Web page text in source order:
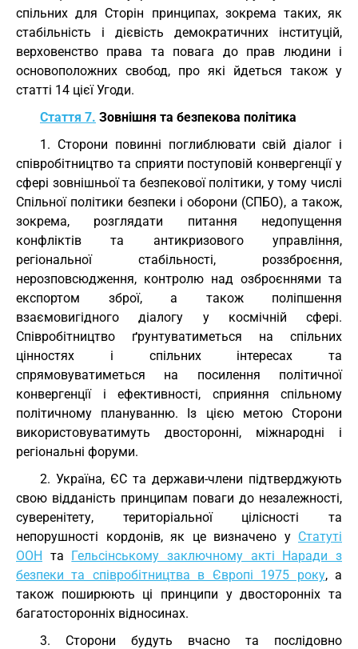
спільних для Сторін принципах, зокрема таких, як
стабільність і дієвість демократичних інституцій,
верховенство права та повага до прав людини і
основоположних свобод, про які йдеться також у
статті 14 цієї Угоди.
Стаття 7. Зовнішня та безпекова політика
1. Сторони повинні поглиблювати свій діалог і
співробітництво та сприяти поступовій конвергенції у
сфері зовнішньої та безпекової політики, у тому числі
Спільної політики безпеки і оборони (СПБО), а також,
зокрема, розглядати питання недопущення
конфліктів та антикризового управління,
регіональної стабільності, роззброєння,
нерозповсюдження, контролю над озброєннями та
експортом зброї, а також поліпшення
взаємовигідного діалогу у космічній сфері.
Співробітництво ґрунтуватиметься на спільних
цінностях і спільних інтересах та
спрямовуватиметься на посилення політичної
конвергенції і ефективності, сприяння спільному
політичному плануванню. Із цією метою Сторони
використовуватимуть двосторонні, міжнародні і
регіональні форуми.
2. Україна, ЄС та держави-члени підтверджують
свою відданість принципам поваги до незалежності,
суверенітету, територіальної цілісності та
непорушності кордонів, як це визначено у Статуті
ООН та Гельсінському заключному акті Наради з
безпеки та співробітництва в Європі 1975 року, а
також поширюють ці принципи у двосторонніх та
багатосторонніх відносинах.
3. Сторони будуть вчасно та послідовно